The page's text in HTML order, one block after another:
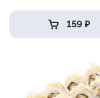
159 ₽